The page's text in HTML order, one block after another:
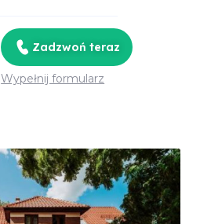
Zadzwoń teraz
Wypełnij formularz